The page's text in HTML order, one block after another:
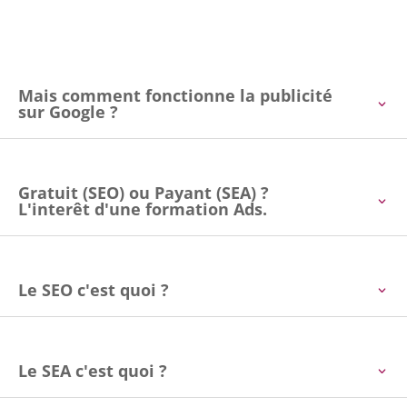
Mais comment fonctionne la publicité
sur Google ?
Gratuit (SEO) ou Payant (SEA) ?
L'interêt d'une formation Ads.
Le SEO c'est quoi ?
Le SEA c'est quoi ?